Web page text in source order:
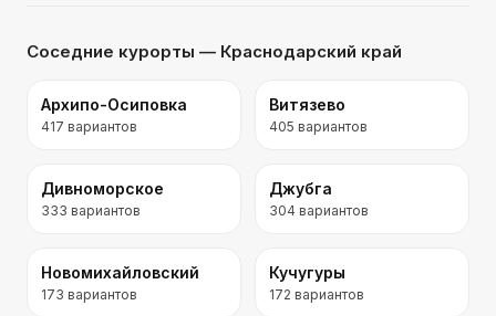
Соседние курорты — Краснодарский край
Архипо-Осиповка
417 вариантов
Витязево
405 вариантов
Дивноморское
333 вариантов
Джубга
304 вариантов
Новомихайловский
173 вариантов
Кучугуры
172 вариантов